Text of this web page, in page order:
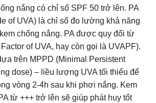
nắng có chỉ số SPF 50 trở lên. PA
of UVA) là chỉ số đo lường khả năng
chống nắng. PA được quy đổi từ
of UVA, hay còn gọi là UVAPF).
trên MPPD (Minimal Persistent
dose) – liều lượng UVA tối thiểu để
vòng 2-4h sau khi phơi nắng. Kem
từ +++ trở lên sẽ giúp phát huy tốt